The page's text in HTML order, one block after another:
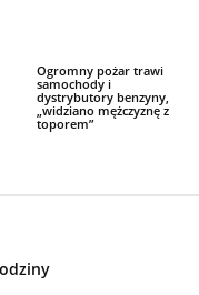
Ogromny pożar trawi
samochody i
dystrybutory benzyny,
„widziano mężczyznę z
toporem”